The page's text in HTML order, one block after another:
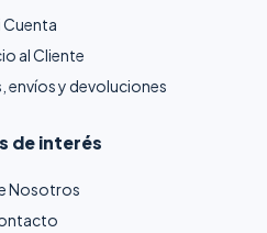
Cuenta
al Cliente
envíos y devoluciones
de interés
Nosotros